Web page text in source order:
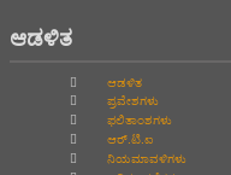
ಆಡಳಿತ
ಆಡಳಿತ
ಪ್ರವೇಶಗಳು
ಫಲಿತಾಂಶಗಳು
ಆರ್.ಟಿ.ಐ
ನಿಯಮಾವಳಿಗಳು